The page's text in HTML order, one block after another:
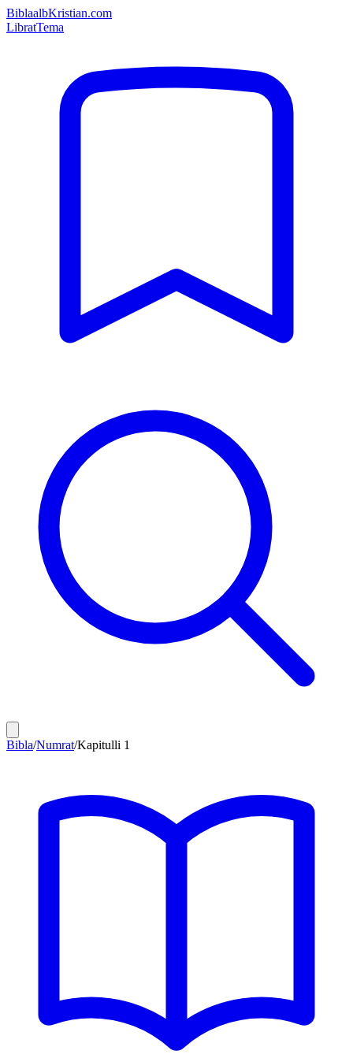
BiblaalbKristian.com
LibratTema
Bibla/Numrat/Kapitulli 1